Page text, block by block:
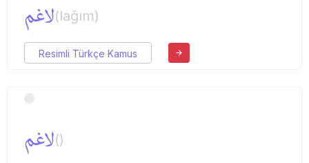
لاغم(lağım)
Resimli Türkçe Kamus
لاغم()